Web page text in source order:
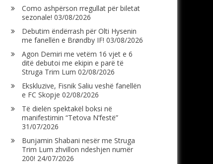
Como ashpërson rregullat për biletat
sezonale! 03/08/2026
Debutim ëndërrash për Olti Hysenin
me fanellën e Brøndby IF! 03/08/2026
Agon Demiri me vetëm 16 vjet e 6
ditë debutoi me ekipin e parë të
Struga Trim Lum 02/08/2026
Ekskluzive, Fisnik Saliu veshë fanellën
e FC Skopje 02/08/2026
Të dielën spektakël boksi në
manifestimin “Tetova N’festë”
31/07/2026
Bunjamin Shabani nesër me Struga
Trim Lum zhvillon ndeshjen numër
200! 24/07/2026